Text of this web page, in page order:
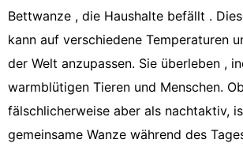
Bettwanze , die Haushalte befällt .
kann auf verschiedene Temperaturen
der Welt anzupassen. Sie überleben ,
warmblütigen Tieren und Menschen.
fälschlicherweise aber als nachtaktiv,
gemeinsame Wanze während des